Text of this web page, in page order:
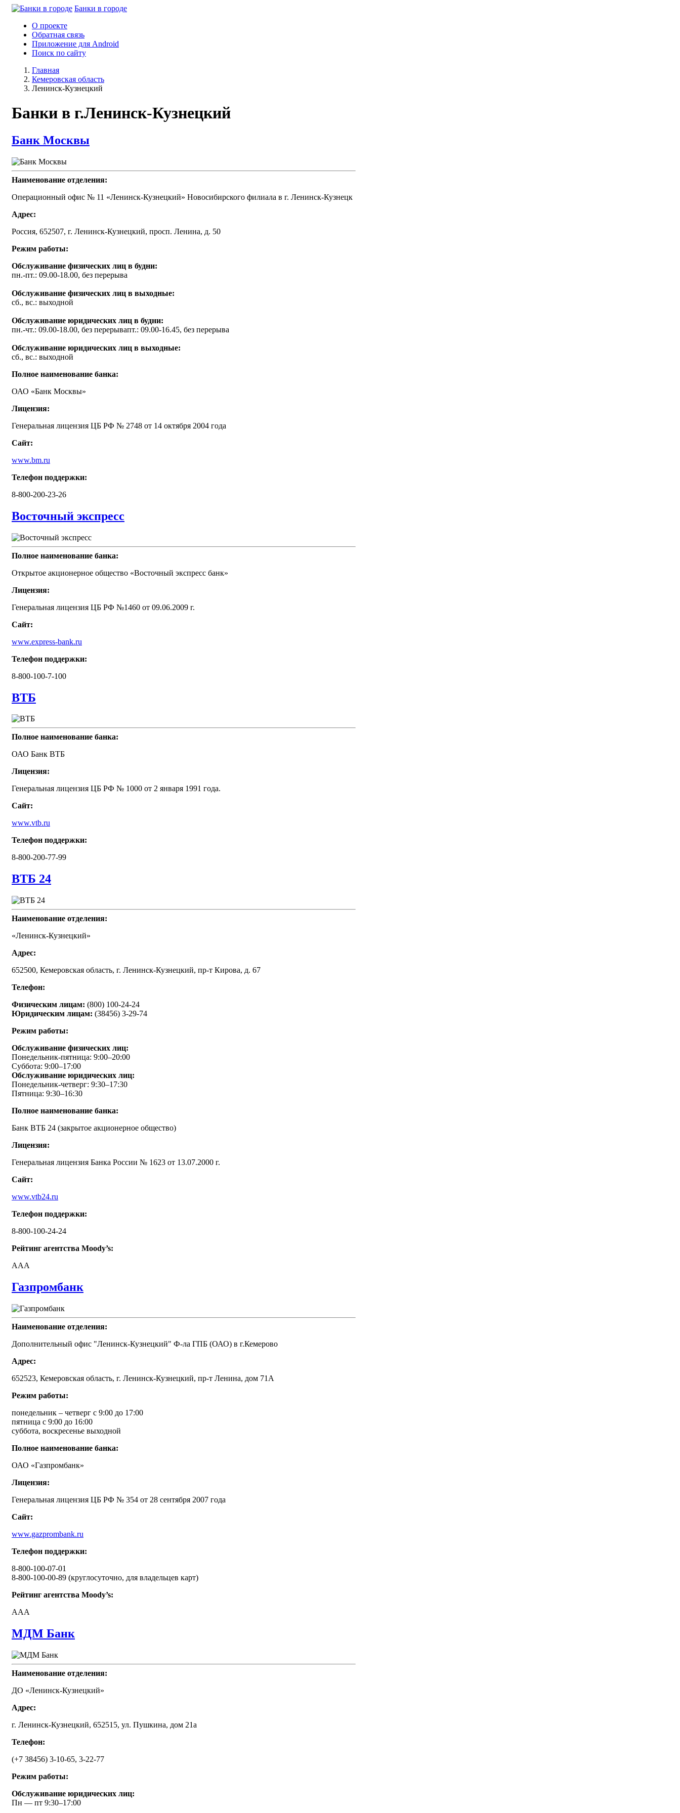
Банки в городе
О проекте
Обратная связь
Приложение для Android
Поиск по сайту
Главная
Кемеровская область
Ленинск-Кузнецкий
Банки в г.Ленинск-Кузнецкий
Банк Москвы
Наименование отделения:
Операционный офис № 11 «Ленинск-Кузнецкий» Новосибирского филиала в г. Ленинск-Кузнецк
Адрес:
Россия, 652507, г. Ленинск-Кузнецкий, просп. Ленина, д. 50
Режим работы:
Обслуживание физических лиц в будни:
пн.-пт.: 09.00-18.00, без перерыва
Обслуживание физических лиц в выходные:
сб., вс.: выходной
Обслуживание юридических лиц в будни:
пн.-чт.: 09.00-18.00, без перерывапт.: 09.00-16.45, без перерыва
Обслуживание юридических лиц в выходные:
сб., вс.: выходной
Полное наименование банка:
ОАО «Банк Москвы»
Лицензия:
Генеральная лицензия ЦБ РФ № 2748 от 14 октября 2004 года
Сайт:
www.bm.ru
Телефон поддержки:
8-800-200-23-26
Восточный экспресс
Полное наименование банка:
Открытое акционерное общество «Восточный экспресс банк»
Лицензия:
Генеральная лицензия ЦБ РФ №1460 от 09.06.2009 г.
Сайт:
www.express-bank.ru
Телефон поддержки:
8-800-100-7-100
ВТБ
Полное наименование банка:
ОАО Банк ВТБ
Лицензия:
Генеральная лицензия ЦБ РФ № 1000 от 2 января 1991 года.
Сайт:
www.vtb.ru
Телефон поддержки:
8-800-200-77-99
ВТБ 24
Наименование отделения:
«Ленинск-Кузнецкий»
Адрес:
652500, Кемеровская область, г. Ленинск-Кузнецкий, пр-т Кирова, д. 67
Телефон:
Физическим лицам: (800) 100-24-24
Юридическим лицам: (38456) 3-29-74
Режим работы:
Обслуживание физических лиц:
Понедельник-пятница: 9:00–20:00
Суббота: 9:00–17:00
Обслуживание юридических лиц:
Понедельник-четверг: 9:30–17:30
Пятница: 9:30–16:30
Полное наименование банка:
Банк ВТБ 24 (закрытое акционерное общество)
Лицензия:
Генеральная лицензия Банка России № 1623 от 13.07.2000 г.
Сайт:
www.vtb24.ru
Телефон поддержки:
8-800-100-24-24
Рейтинг агентства Moody’s:
AAA
Газпромбанк
Наименование отделения:
Дополнительный офис "Ленинск-Кузнецкий" Ф-ла ГПБ (ОАО) в г.Кемерово
Адрес:
652523, Кемеровская область, г. Ленинск-Кузнецкий, пр-т Ленина, дом 71А
Режим работы:
понедельник – четверг с 9:00 до 17:00
пятница с 9:00 до 16:00
суббота, воскресенье выходной
Полное наименование банка:
ОАО «Газпромбанк»
Лицензия:
Генеральная лицензия ЦБ РФ № 354 от 28 сентября 2007 года
Сайт:
www.gazprombank.ru
Телефон поддержки:
8-800-100-07-01
8-800-100-00-89 (круглосуточно, для владельцев карт)
Рейтинг агентства Moody’s:
AAA
МДМ Банк
Наименование отделения:
ДО «Ленинск-Кузнецкий»
Адрес:
г. Ленинск-Кузнецкий, 652515, ул. Пушкина, дом 21а
Телефон:
(+7 38456) 3-10-65, 3-22-77
Режим работы:
Обслуживание юридических лиц:
Пн — пт 9:30–17:00